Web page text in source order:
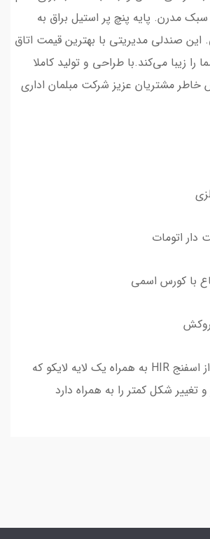
مدرن. پایه پنچ پر استیل براق به
گارانتی. این صندلی مدیریتی با بهترین قیمت اتاق
زیبا می‌کند.با طراحی و تولید کاملا
خاطر مشتریان عزیز شرکت مبلمان اداری
دار اتومات
با کورس اسمی
روکش
اسفنج(فوم): استفاده از اسفنج HIR به همراه یک لایه لایکو که
شکل کمتر را به همراه دارد